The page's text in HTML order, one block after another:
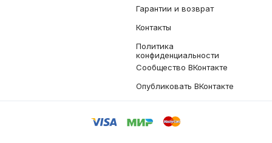
Гарантии и возврат
Контакты
Политика
конфиденциальности
Сообщество ВКонтакте
Опубликовать ВКонтакте